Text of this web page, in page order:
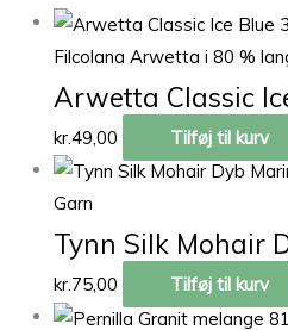
Filcolana Arwetta i 80 %
Arwetta Classic
kr.49,00 Tilføj til kurv
Garn
Tynn Silk Mohair
kr.75,00
Tilføj til kurv